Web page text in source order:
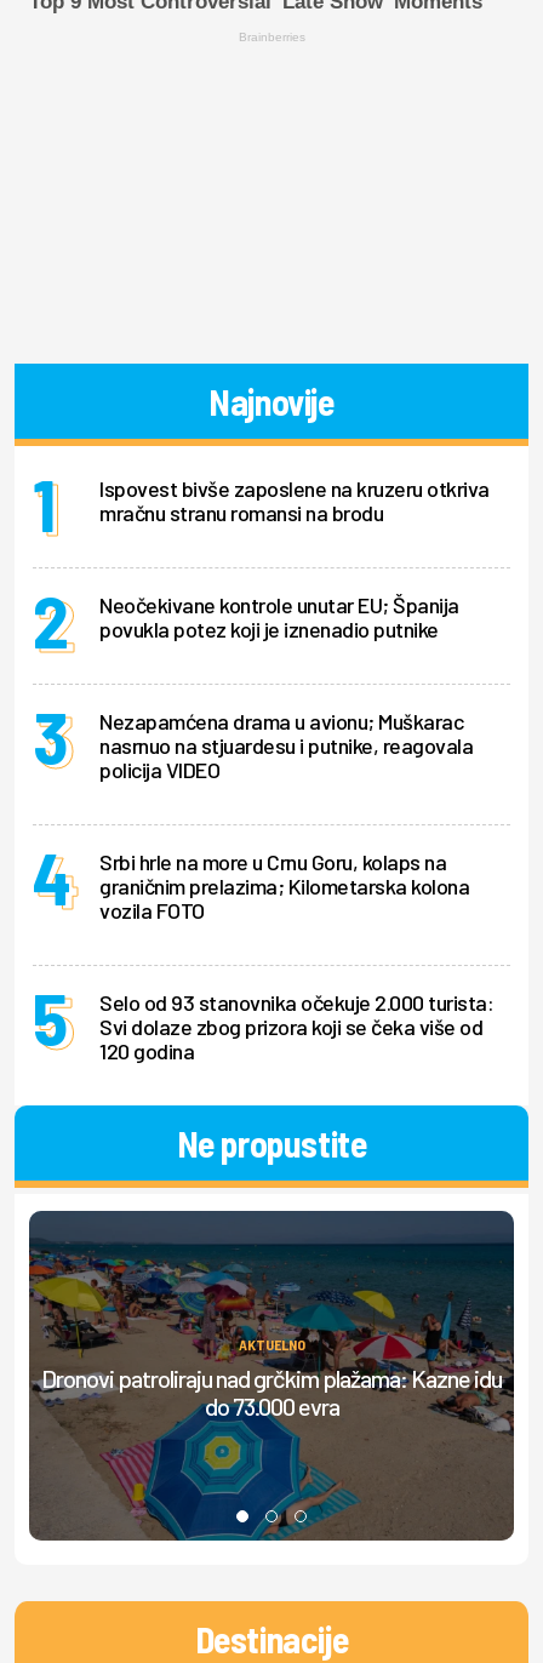
Brainberries
Najnovije
Ispovest bivše zaposlene na kruzeru otkriva
mračnu stranu romansi na brodu
Neočekivane kontrole unutar EU; Španija
povukla potez koji je iznenadio putnike
Nezapamćena drama u avionu; Muškarac
nasrnuo na stjuardesu i putnike, reagovala
policija VIDEO
Srbi hrle na more u Crnu Goru, kolaps na
graničnim prelazima; Kilometarska kolona
vozila FOTO
Selo od 93 stanovnika očekuje 2.000 turista:
Svi dolaze zbog prizora koji se čeka više od
120 godina
Ne propustite
AKTUELNO
Dronovi patroliraju nad grčkim plažama: Kazne idu
do 73.000 evra
Destinacije